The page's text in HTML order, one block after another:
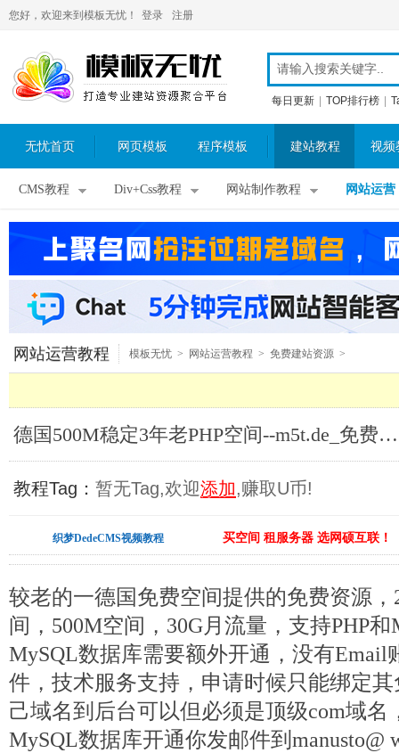
您好，欢迎来到模板无忧！ 登录 注册
每日更新 TOP排行榜
无忧首页 网页模板 程序模板 建站教程 视频
CMS教程 Div+Css教程 网站制作教程 网站运营
网站运营教程 模板无忧 > 网站运营教程 > 免费建站资源 >
德国500M稳定3年老PHP空间--m5t.de_免费建站资源
教程Tag： 暂无Tag,欢迎添加,赚取U币!
织梦DedeCMS视频教程 买空间 租服务器 选网硕互联！
较老的一德国免费空间提供的免费资源
间，500M空间，30G月流量，支持PHP
MySQL数据库需要额外开通，没有Email
件，技术服务支持，申请时候只能绑定
己域名到后台可以但必须是顶级com域名
MySQL数据库开通你发邮件到manusto@